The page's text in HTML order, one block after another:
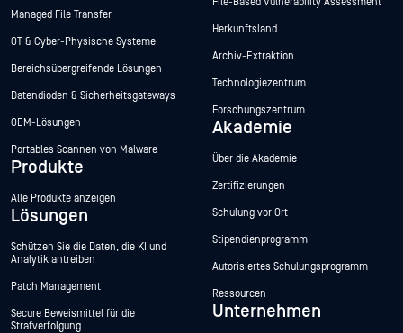
Managed File Transfer
OT & Cyber-Physische Systeme
Bereichsübergreifende Lösungen
Datendioden & Sicherheitsgateways
OEM-Lösungen
Portables Scannen von Malware
Produkte
Alle Produkte anzeigen
Lösungen
Schützen Sie die Daten, die KI und
Analytik antreiben
Patch Management
Secure Beweismittel für die
Strafverfolgung
Herkunftsland
Archiv-Extraktion
Technologiezentrum
Forschungszentrum
Akademie
Über die Akademie
Zertifizierungen
Schulung vor Ort
Stipendienprogramm
Autorisiertes Schulungsprogramm
Ressourcen
Unternehmen